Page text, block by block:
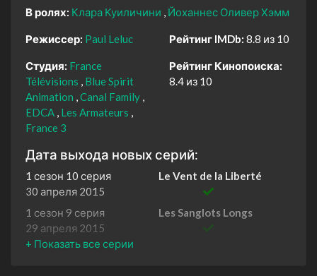
В ролях: Клара Куиличини Йоханнес Оливер Хэмм
Режиссер: Paul Leluc
Студия: France
Télévisions
Blue Spirit
Animation Canal Family
EDCA Les Armateurs
France 3
Рейтинг IMDb: 8.8 из 10
Рейтинг Кинопоиска:
8.4 из 10
Дата выхода новых серий:
1 сезон 10 серия
Le Vent de la Liberté
30 апреля 2015
1 сезон 9 серия
Les Sanglots Longs
29 апреля 2015
1 сезон 8 серия